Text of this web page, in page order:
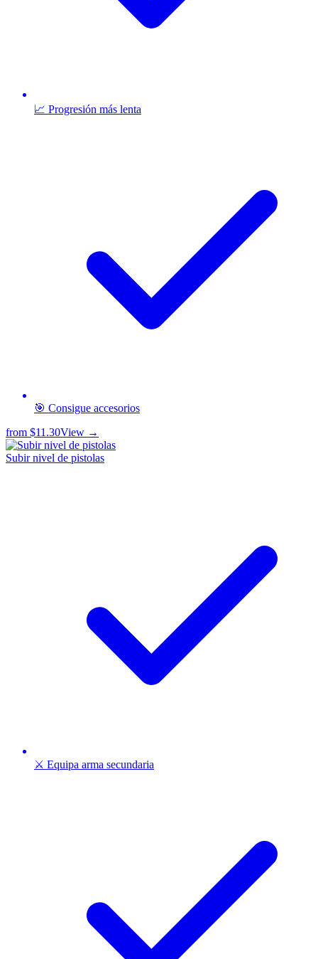
📈 Progresión más lenta
🎯 Consigue accesorios
from $11.30View →
Subir nivel de pistolas
⚔️ Equipa arma secundaria